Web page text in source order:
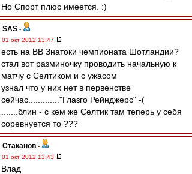
Но Спорт плюс имеется. :)
SAS -
01 окт 2012 13:47
есть на ВВ Знатоки чемпионата Шотландии?
стал вот разминочку проводить начальную к
матчу с Селтиком и с ужасом
узнал что у них нет в первенстве
сейчас............."Глазго Рейнджерс" -(
.......блин - с кем же Селтик там теперь у себя
соревнуется то ???
Cтаканов -
01 окт 2012 13:43
Влад